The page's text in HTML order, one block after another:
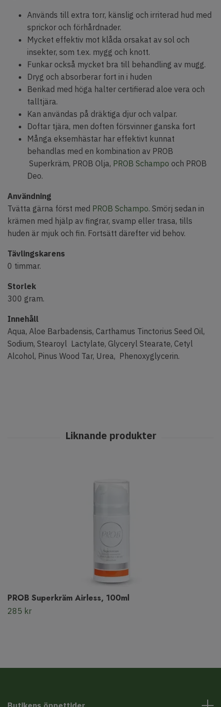
Används till extra torr, känslig och irriterad hud med
sprickor och förhårdnader.
Mycket effektiv mot klåda orsakat av sol och
insekter, som t.ex. mygg och knott.
Funkar också mycket bra till behandling av mugg.
Dryg och absorberar fort in i huden
Berikad med höga halter certifierad aloe vera och
talltjära.
Kan användas på dräktiga djur och valpar.
Doftar tjära, men doften försvinner ganska fort
Många eksemhästar har effektivt kunnat
behandlas med en kombination av PROB
Superkräm, PROB Olja, PROB Schampo och PROB
Deo.
Användning
Tvätta gärna först med PROB Schampo. Smörj sedan in
krämen med hjälp av fingrar, svamp eller trasa, tills
huden är mjuk och fin. Fortsätt därefter vid behov.
Tävlingskarens
0 timmar.
Storlek
300 gram.
Innehåll
Aqua, Aloe Barbadensis, Carthamus Tinctorius Seed Oil,
Sodium, Stearoyl Lactylate, Glyceryl Stearate, Cetyl
Alcohol, Pinus Wood Tar, Urea, Phenoxyglycerin.
PROB Superkräm Airless, 100ml
285 kr